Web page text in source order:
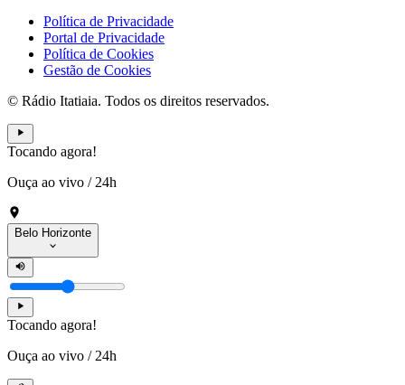
Política de Privacidade
Portal de Privacidade
Política de Cookies
Gestão de Cookies
© Rádio Itatiaia. Todos os direitos reservados.
Tocando agora!
Ouça ao vivo / 24h
Belo Horizonte
Tocando agora!
Ouça ao vivo / 24h